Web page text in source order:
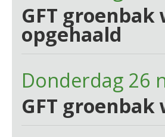
GFT
opgehaald
Donderdag 26
GFT